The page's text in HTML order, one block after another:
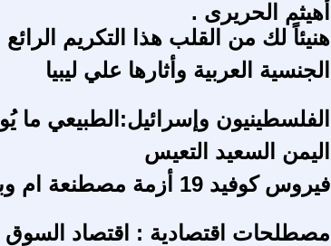
أهيثم الحريرى .
هنيئاً لك من القلب هذا التكريم الرائع
الجنسية العربية وأثارها علي ليبيا
الفلسطينيون وإسرائيل:الطبيعي ما
اليمن السعيد التعيس
فيروس كوفيد 19 أزمة مصطنعة ام وباء حقيقي ؟
مصطلحات اقتصادية : اقتصاد السوق